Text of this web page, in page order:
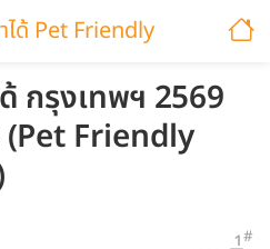
ได้ Pet Friendly
กรุงเทพฯ 2569
(Pet Friendly
1#